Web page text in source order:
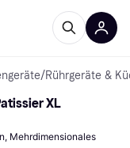
/Rührgeräte &
XL
Mehrdimensionales